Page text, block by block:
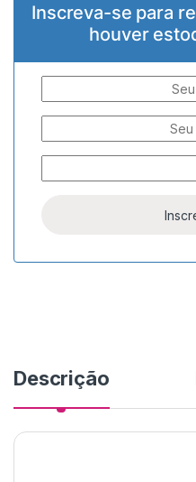
Inscreva-se para
houver
Descrição